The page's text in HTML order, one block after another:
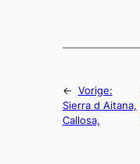
← Vorige:
Sierra d Aitana,
Callosa,